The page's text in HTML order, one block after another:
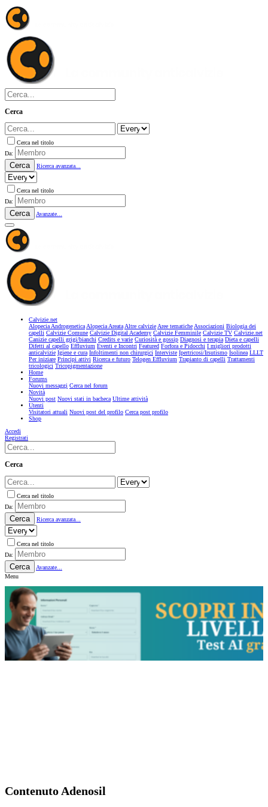
Cerca
Cerca nel titolo
Da:
Cerca Ricerca avanzata...
Cerca nel titolo
Da:
Cerca Avanzate...
Calvizie.net
Alopecia AndrogeneticaAlopecia AreataAltre calvizieAree tematicheAssociazioni Biologia dei
capelli Calvizie Comune Calvizie Digital Academy Calvizie Femminile Calvizie TV Calvizie.net
Canizie capelli grigi/bianchi Credits e varie Curiosità e gossip Diagnosi e terapia Dieta e capelli
Difetti al capello Effluvium Eventi e Incontri Featured Forfora e Pidocchi I migliori prodotti
anticalvizie Igiene e cura Infoltimenti non chirurgici Interviste Ipertricosi/Irsutismo Isolinea LLLT
Per iniziare Principi attivi Ricerca e futuro Telogen Effluvium Trapianto di capelli Trattamenti
tricologici Tricopigmentazione
Home
Forums
Nuovi messaggi Cerca nel forum
Novità
Nuovi post Nuovi stati in bacheca Ultime attività
Utenti
Visitatori attuali Nuovi post del profilo Cerca post profilo
Shop
Accedi
Registrati
Cerca
Cerca nel titolo
Da:
Cerca Ricerca avanzata...
Cerca nel titolo
Da:
Cerca
Avanzate...
Menu
Contenuto Adenosil